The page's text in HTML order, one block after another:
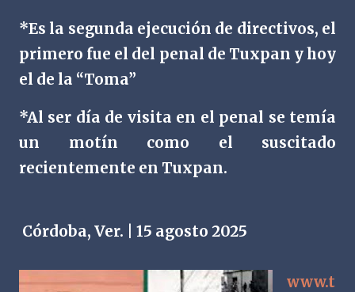
*Es la segunda ejecución de directivos, el
primero fue el del penal de Tuxpan y hoy
el de la “Toma”
*Al ser día de visita en el penal se temía
un motín como el suscitado
recientemente en Tuxpan.
Córdoba, Ver. | 15 agosto 2025
www.t